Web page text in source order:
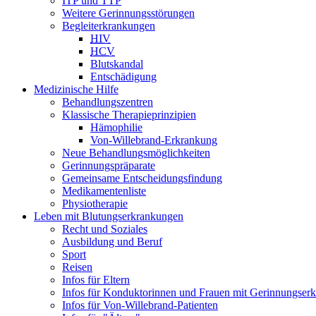
Weitere Gerinnungsstörungen
Begleiterkrankungen
HIV
HCV
Blutskandal
Entschädigung
Medizinische Hilfe
Behandlungszentren
Klassische Therapieprinzipien
Hämophilie
Von-Willebrand-Erkrankung
Neue Behandlungsmöglichkeiten
Gerinnungspräparate
Gemeinsame Entscheidungsfindung
Medikamentenliste
Physiotherapie
Leben mit Blutungserkrankungen
Recht und Soziales
Ausbildung und Beruf
Sport
Reisen
Infos für Eltern
Infos für Konduktorinnen und Frauen mit
Infos für Von-Willebrand-Patienten